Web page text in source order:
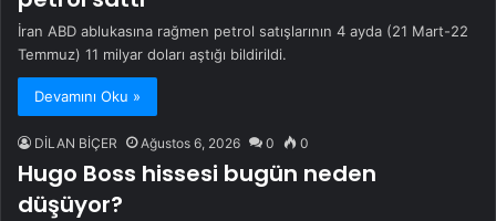
İran ABD ablukasına rağmen petrol satışlarının 4 ayda (21 Mart-22
Temmuz) 11 milyar doları aştığı bildirildi.
Devamını Oku »
DİLAN BİÇER Ağustos 6, 2026 0 0
Hugo Boss hissesi bugün neden
düşüyor?